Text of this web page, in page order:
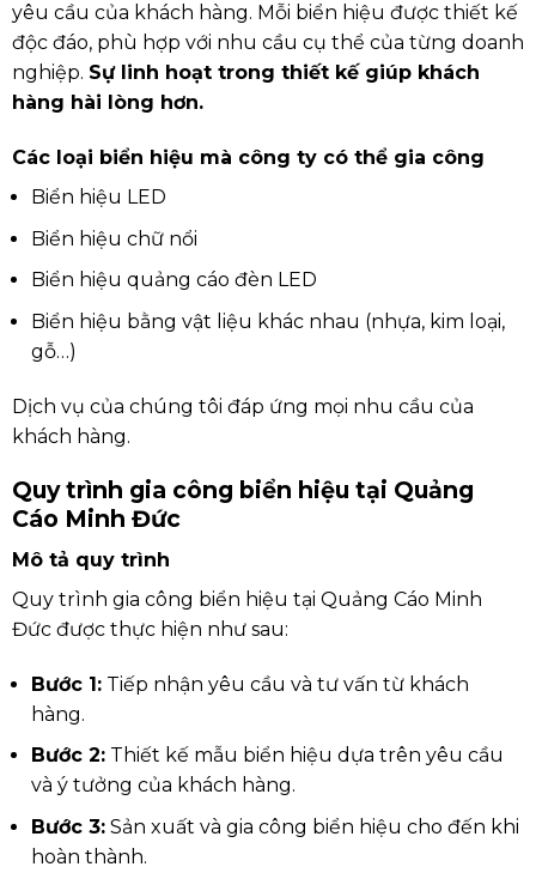
yêu cầu của khách hàng. Mỗi biển hiệu được thiết kế
độc đáo, phù hợp với nhu cầu cụ thể của từng doanh
nghiệp. Sự linh hoạt trong thiết kế giúp khách
hàng hài lòng hơn.
Các loại biển hiệu mà công ty có thể gia công
Biển hiệu LED
Biển hiệu chữ nổi
Biển hiệu quảng cáo đèn LED
Biển hiệu bằng vật liệu khác nhau (nhựa, kim loại,
gỗ…)
Dịch vụ của chúng tôi đáp ứng mọi nhu cầu của
khách hàng.
Quy trình gia công biển hiệu tại Quảng
Cáo Minh Đức
Mô tả quy trình
Quy trình gia công biển hiệu tại Quảng Cáo Minh
Đức được thực hiện như sau:
Bước 1:Tiếp nhận yêu cầu và tư vấn từ khách
hàng.
Bước 2:Thiết kế mẫu biển hiệu dựa trên yêu cầu
và ý tưởng của khách hàng.
Bước 3:Sản xuất và gia công biển hiệu cho đến khi
hoàn thành.